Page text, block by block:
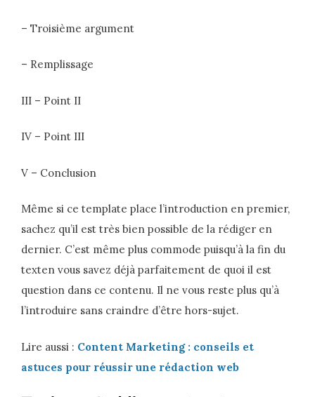
– Troisième argument
– Remplissage
III – Point II
IV – Point III
V – Conclusion
Même si ce template place l’introduction en premier,
sachez qu’il est très bien possible de la rédiger en
dernier. C’est même plus commode puisqu’à la fin du
texten vous savez déjà parfaitement de quoi il est
question dans ce contenu. Il ne vous reste plus qu’à
l’introduire sans craindre d’être hors-sujet.
Lire aussi : Content Marketing : conseils et
astuces pour réussir une rédaction web